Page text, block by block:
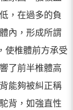
，在過多的負
內，形成所謂
使椎體前方承受
了前半椎體高
能夠被糾正稱
背，如強直性